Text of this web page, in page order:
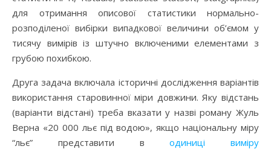
для отримання описової статистики нормально-
розподіленої вибірки випадкової величини об’ємом у
тисячу вимірів із штучно включеними елементами з
грубою похибкою.
Друга задача включала історичні дослідження варіантів
використання старовинної міри довжини. Яку відстань
(варіанти відстані) треба вказати у назві роману Жуль
Верна «20 000 льє під водою», якщо національну міру
“льє” представити водиниці виміру